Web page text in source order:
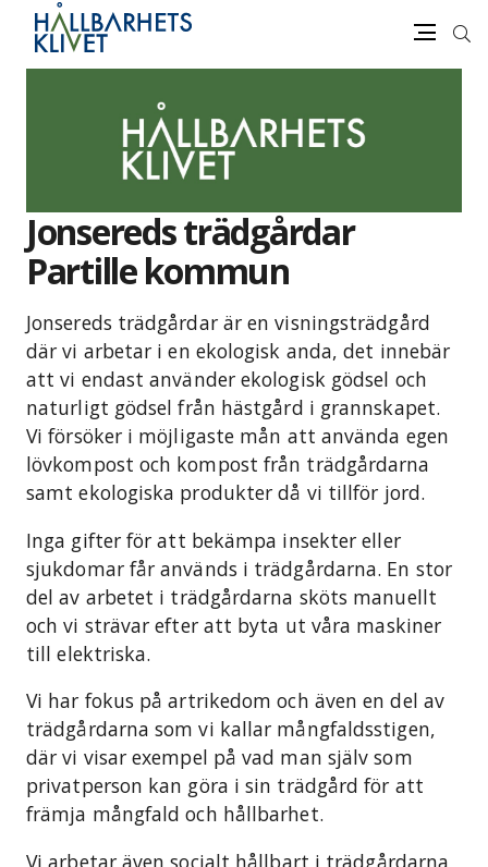
Sök
Jonsereds trädgårdar
Partille kommun
Jonsereds trädgårdar är en visningsträdgård
där vi arbetar i en ekologisk anda, det innebär
att vi endast använder ekologisk gödsel och
naturligt gödsel från hästgård i grannskapet.
Vi försöker i möjligaste mån att använda egen
lövkompost och kompost från trädgårdarna
samt ekologiska produkter då vi tillför jord.
Inga gifter för att bekämpa insekter eller
sjukdomar får används i trädgårdarna. En stor
del av arbetet i trädgårdarna sköts manuellt
och vi strävar efter att byta ut våra maskiner
till elektriska.
Vi har fokus på artrikedom och även en del av
trädgårdarna som vi kallar mångfaldsstigen,
där vi visar exempel på vad man själv som
privatperson kan göra i sin trädgård för att
främja mångfald och hållbarhet.
Vi arbetar även socialt hållbart i trädgårdarna